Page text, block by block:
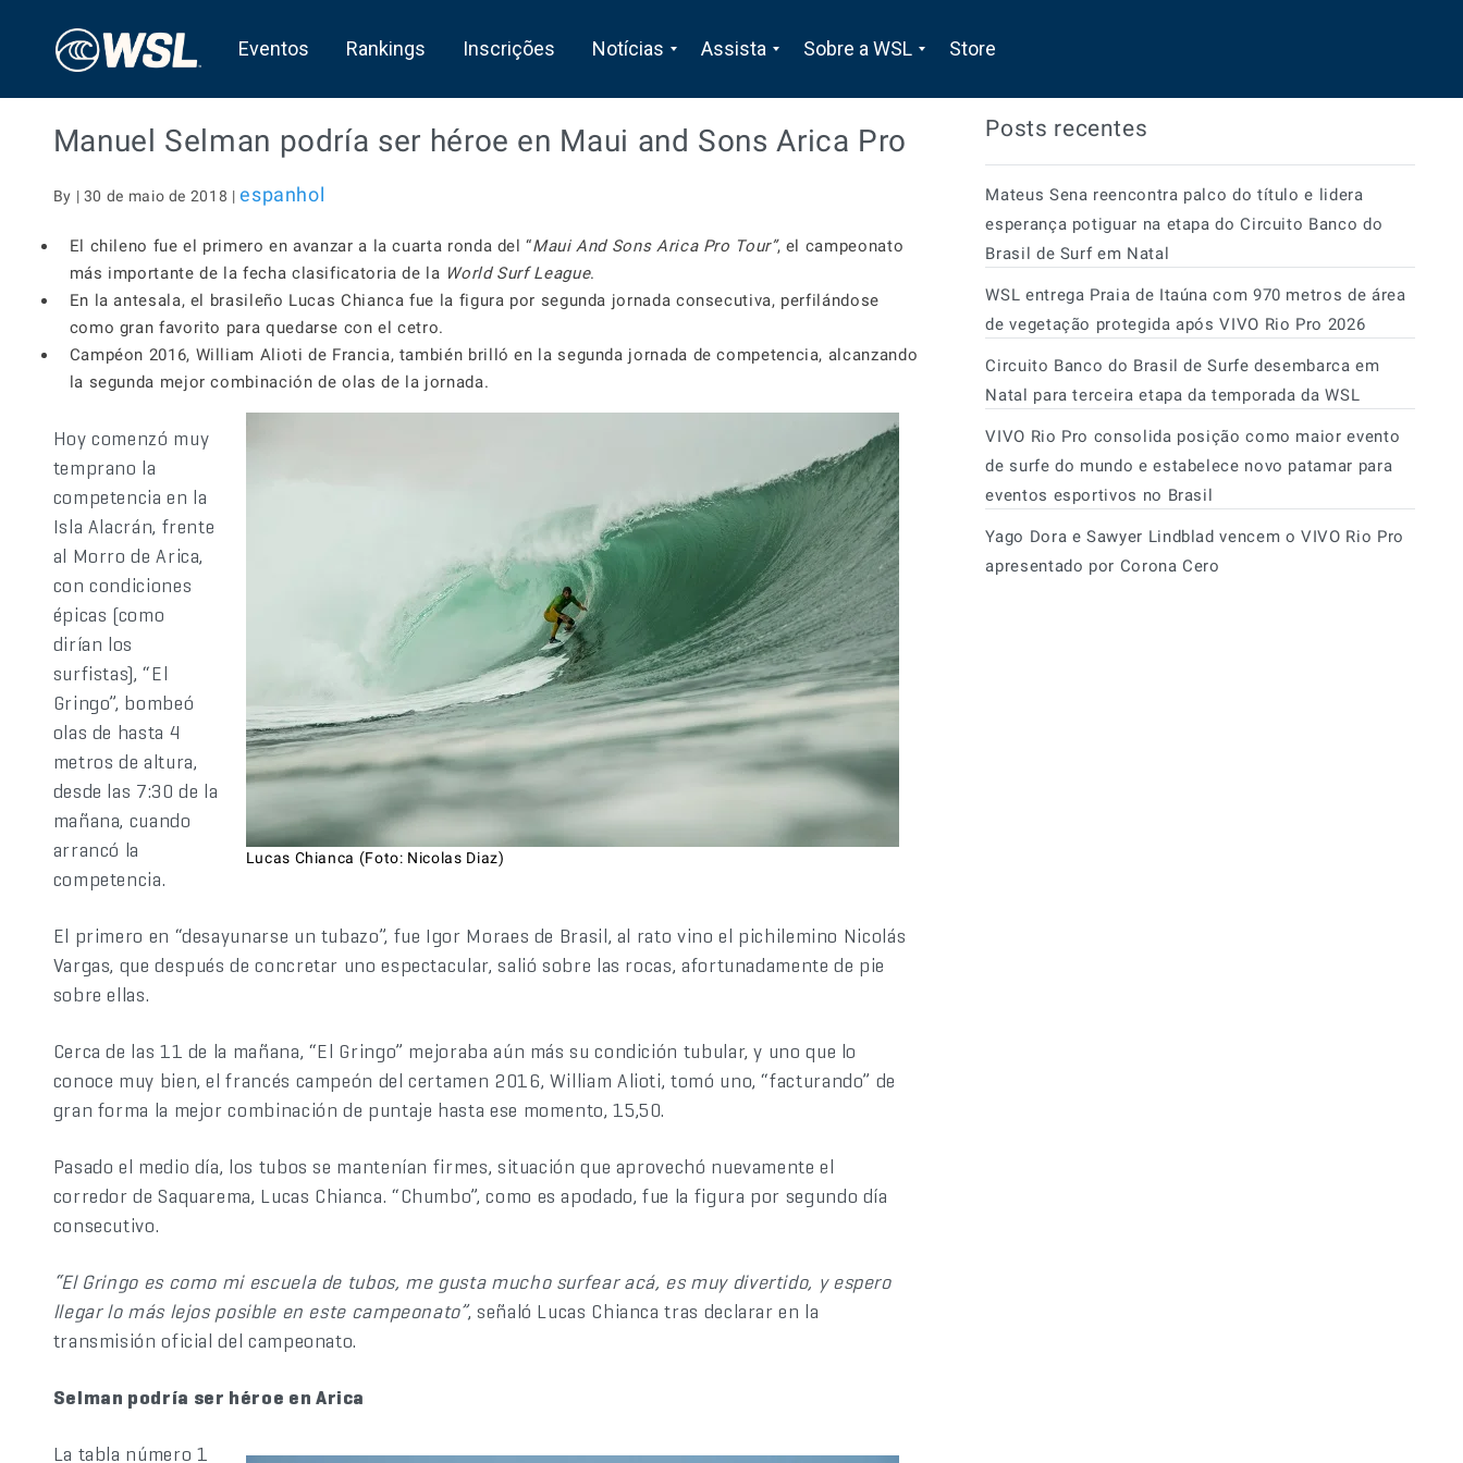
Eventos Rankings Inscrições Notícias Assista Sobre a WSL Store
Manuel Selman podría ser héroe en Maui and Sons Arica Pro
By | 30 de maio de 2018 |espanhol
El chileno fue el primero en avanzar a la cuarta ronda del “Maui And Sons Arica Pro Tour”, el campeonato
más importante de la fecha clasificatoria de la World Surf League.
En la antesala, el brasileño Lucas Chianca fue la figura por segunda jornada consecutiva, perfilándose
como gran favorito para quedarse con el cetro.
Campéon 2016, William Alioti de Francia, también brilló en la segunda jornada de competencia, alcanzando
la segunda mejor combinación de olas de la jornada.
Lucas Chianca (Foto: Nicolas Diaz)
Hoy comenzó muy
temprano la
competencia en la
Isla Alacrán, frente
al Morro de Arica,
con condiciones
épicas (como
dirían los
surfistas), “El
Gringo”, bombeó
olas de hasta 4
metros de altura,
desde las 7:30 de la
mañana, cuando
arrancó la
competencia.
El primero en “desayunarse un tubazo”, fue Igor Moraes de Brasil, al rato vino el pichilemino Nicolás
Vargas, que después de concretar uno espectacular, salió sobre las rocas, afortunadamente de pie
sobre ellas.
Cerca de las 11 de la mañana, “El Gringo” mejoraba aún más su condición tubular, y uno que lo
conoce muy bien, el francés campeón del certamen 2016, William Alioti, tomó uno, “facturando” de
gran forma la mejor combinación de puntaje hasta ese momento, 15,50.
Pasado el medio día, los tubos se mantenían firmes, situación que aprovechó nuevamente el
corredor de Saquarema, Lucas Chianca. “Chumbo”, como es apodado, fue la figura por segundo día
consecutivo.
“El Gringo es como mi escuela de tubos, me gusta mucho surfear acá, es muy divertido, y espero
llegar lo más lejos posible en este campeonato”, señaló Lucas Chianca tras declarar en la
transmisión oficial del campeonato.
Selman podría ser héroe en Arica
La tabla número 1
Posts recentes
Mateus Sena reencontra palco do título e lidera
esperança potiguar na etapa do Circuito Banco do
Brasil de Surf em Natal
WSL entrega Praia de Itaúna com 970 metros de área
de vegetação protegida após VIVO Rio Pro 2026
Circuito Banco do Brasil de Surfe desembarca em
Natal para terceira etapa da temporada da WSL
VIVO Rio Pro consolida posição como maior evento
de surfe do mundo e estabelece novo patamar para
eventos esportivos no Brasil
Yago Dora e Sawyer Lindblad vencem o VIVO Rio Pro
apresentado por Corona Cero